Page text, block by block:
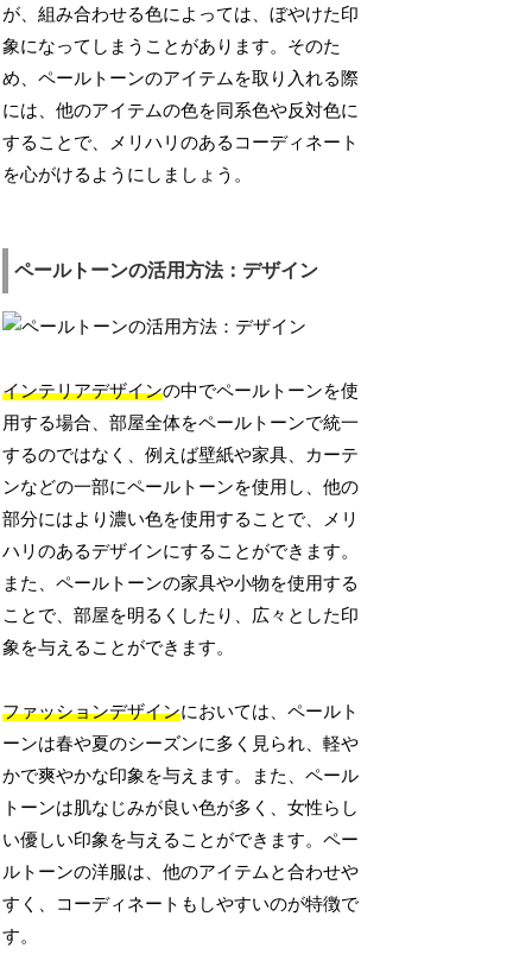
が、組み合わせる色によっては、ぼやけた印
象になってしまうことがあります。そのた
め、ペールトーンのアイテムを取り入れる際
には、他のアイテムの色を同系色や反対色に
することで、メリハリのあるコーディネート
を心がけるようにしましょう。
ペールトーンの活用方法：デザイン
インテリアデザインの中でペールトーンを使
用する場合、部屋全体をペールトーンで統一
するのではなく、例えば壁紙や家具、カーテ
ンなどの一部にペールトーンを使用し、他の
部分にはより濃い色を使用することで、メリ
ハリのあるデザインにすることができます。
また、ペールトーンの家具や小物を使用する
ことで、部屋を明るくしたり、広々とした印
象を与えることができます。
ファッションデザインにおいては、ペールト
ーンは春や夏のシーズンに多く見られ、軽や
かで爽やかな印象を与えます。また、ペール
トーンは肌なじみが良い色が多く、女性らし
い優しい印象を与えることができます。ペー
ルトーンの洋服は、他のアイテムと合わせや
すく、コーディネートもしやすいのが特徴で
す。